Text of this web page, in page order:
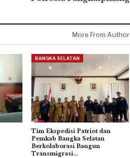
More From Author
BANGKA SELATAN
Tim Ekspedisi Patriot dan
Pemkab Bangka Selatan
Berkolaborasi Bangun
Transmigrasi…